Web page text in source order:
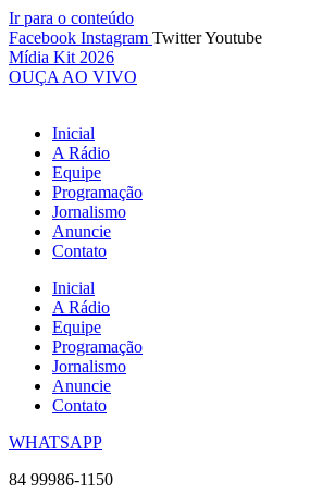
Ir para o conteúdo
Facebook Instagram TwitterYoutube
Mídia Kit 2026
OUÇA AO VIVO
Inicial
A Rádio
Equipe
Programação
Jornalismo
Anuncie
Contato
Inicial
A Rádio
Equipe
Programação
Jornalismo
Anuncie
Contato
WHATSAPP
84 99986-1150